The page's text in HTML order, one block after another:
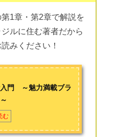
第1章・第2章で解説を
ルに住む著者だから
みください！
門 ～魅力満載ブラ
む